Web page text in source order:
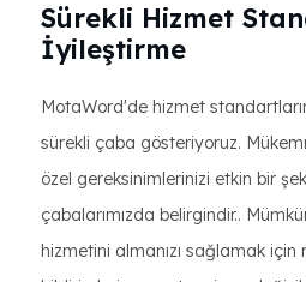
Sürekli Hizmet
İyileştirme
MotaWord'de hizmet
sürekli çaba gösteriyoruz.
özel gereksinimlerinizi etkin bir
çabalarımızda belirgindir..
hizmetini almanızı sağlamak için